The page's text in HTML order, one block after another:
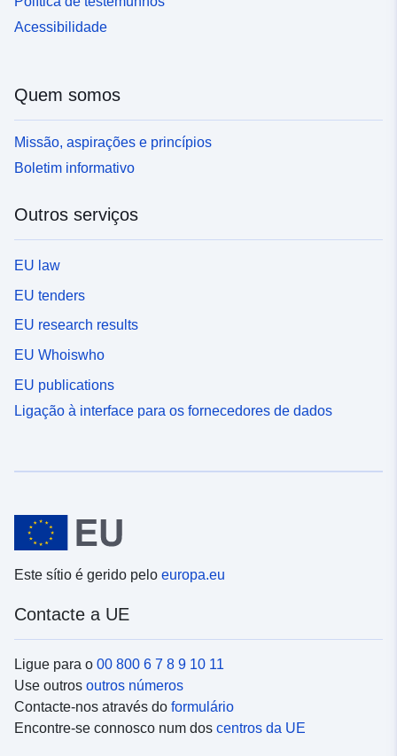
Acessibilidade
Quem somos
Missão, aspirações e princípios
Boletim informativo
Outros serviços
EU law
EU tenders
EU research results
EU Whoiswho
EU publications
Ligação à interface para os fornecedores de dados
Este sítio é gerido pelo europa.eu
Contacte a UE
Ligue para o 00 800 6 7 8 9 10 11
Use outros outros números
Contacte-nos através do formulário
Encontre-se connosco num dos centros da UE